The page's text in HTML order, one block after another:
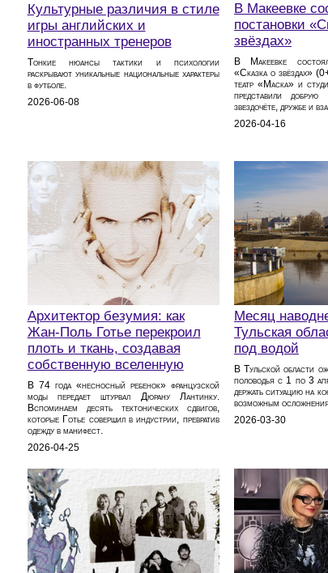
Культурные различия в стиле
игры английских и
иностранных тренеров
Тонкие нюансы тактики и психологии
раскрывают уникальные национальные характеры
в футболе.
2026-06-08
В Макеевке
постановки
звёздах»
В Макеевке
«Сказка о звёздах»
театр «Маска» и
представили
звездочёте, дружбе и
2026-04-16
Архитектор безумия: как
Жан-Поль Готье перекроил
плоть и ткань, создавая
собственную вселенную
В 74 года «несносный ребенок» французской
моды передает штурвал Дюрану Лантинку.
Вспоминаем десять тектонических сдвигов,
которые Готье совершил в индустрии, превратив
одежду в манифест.
2026-04-25
Месяц
Тульская
под водой
В Тульской области
половодья с 1 по 3
держать ситуацию на
возможным
2026-03-30